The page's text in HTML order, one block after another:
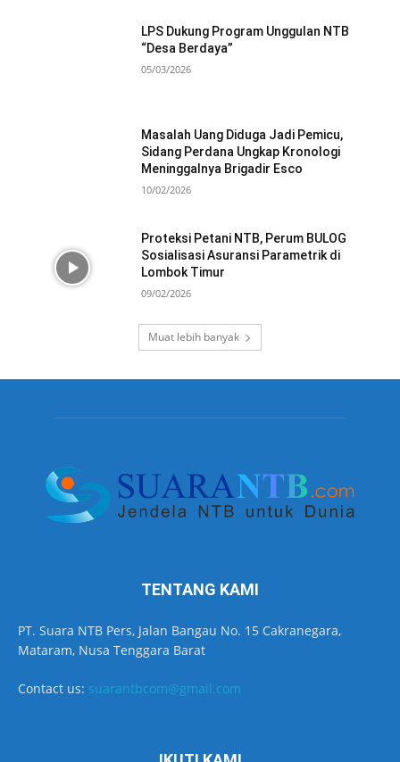
LPS Dukung Program Unggulan NTB
“Desa Berdaya”
05/03/2026
Masalah Uang Diduga Jadi Pemicu,
Sidang Perdana Ungkap Kronologi
Meninggalnya Brigadir Esco
10/02/2026
Proteksi Petani NTB, Perum BULOG
Sosialisasi Asuransi Parametrik di
Lombok Timur
09/02/2026
Muat lebih banyak
TENTANG KAMI
PT. Suara NTB Pers, Jalan Bangau No. 15 Cakranegara,
Mataram, Nusa Tenggara Barat
Contact us: suarantbcom@gmail.com